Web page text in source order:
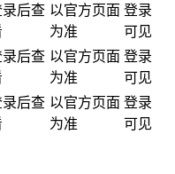
录后查 以官方页面
为准
登录
可见
录后查 以官方页面
为准
登录
可见
录后查 以官方页面
为准
登录
可见